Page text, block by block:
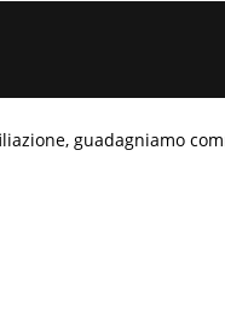
guadagniamo